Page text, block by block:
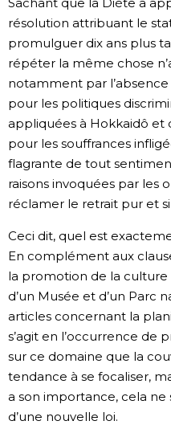
résolution attribuant le
promulguer dix ans plus
répéter la même chose
notamment par
pour les politiques
appliquées à Hokkaidô et
pour les souffrances
flagrante de tout
raisons invoquées par les
réclamer le retrait pur et
Ceci dit, quel est
En complément aux
la promotion de la culture
d’un Musée et d’un Parc
articles concernant la
s’agit en l’occurrence de
sur ce domaine que la
tendance à se focaliser,
a son importance, cela ne
d’une nouvelle loi.